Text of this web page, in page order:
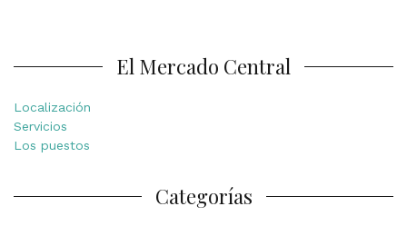
El Mercado Central
Localización
Servicios
Los puestos
Categorías